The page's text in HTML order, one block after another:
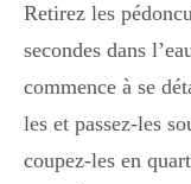
Retirez les
secondes dans
commence à se
les et passez-les
coupez-les en